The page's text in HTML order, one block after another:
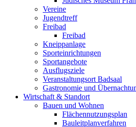
Vereine
Jugendtreff
Freibad
Freibad
Kneippanlage
Sporteinrichtungen
Sportangebote
Ausflugsziele
Veranstaltungsort Badsaal
Gastronomie und
Wirtschaft & Standort
Bauen und Wohnen
Flächennutzungsplan
Bauleitplanverfahren